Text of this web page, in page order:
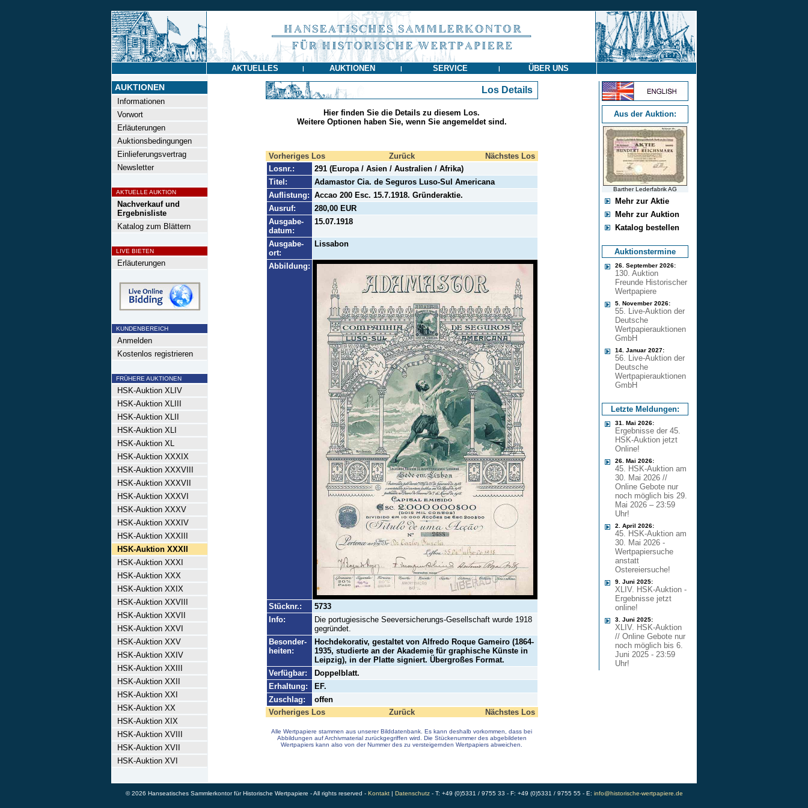
AKTUELLES | AUKTIONEN | SERVICE | ÜBER UNS
AUKTIONEN
Informationen
Vorwort
Erläuterungen
Auktionsbedingungen
Einlieferungsvertrag
Newsletter
AKTUELLE AUKTION
Nachverkauf und
Ergebnisliste
Katalog zum Blättern
LIVE BIETEN
Erläuterungen
KUNDENBEREICH
Anmelden
Kostenlos registrieren
FRÜHERE AUKTIONEN
HSK-Auktion XLIV
HSK-Auktion XLIII
HSK-Auktion XLII
HSK-Auktion XLI
HSK-Auktion XL
HSK-Auktion XXXIX
HSK-Auktion XXXVIII
HSK-Auktion XXXVII
HSK-Auktion XXXVI
HSK-Auktion XXXV
HSK-Auktion XXXIV
HSK-Auktion XXXIII
HSK-Auktion XXXII
HSK-Auktion XXXI
HSK-Auktion XXX
HSK-Auktion XXIX
HSK-Auktion XXVIII
HSK-Auktion XXVII
HSK-Auktion XXVI
HSK-Auktion XXV
HSK-Auktion XXIV
HSK-Auktion XXIII
HSK-Auktion XXII
HSK-Auktion XXI
HSK-Auktion XX
HSK-Auktion XIX
HSK-Auktion XVIII
HSK-Auktion XVII
HSK-Auktion XVI
Los Details
Hier finden Sie die Details zu diesem Los.
Weitere Optionen haben Sie, wenn Sie angemeldet sind.
Vorheriges Los Zurück
Nächstes Los
Losnr.:
291 (Europa / Asien / Australien / Afrika)
Titel:
Adamastor Cia. de Seguros Luso-Sul Americana
Auflistung: Accao 200 Esc. 15.7.1918. Gründeraktie.
Ausruf:
280,00 EUR
Ausgabe-
datum:
15.07.1918
Ausgabe-
ort:
Lissabon
Abbildung:
Stücknr.:
5733
Info:
Die portugiesische Seeversicherungs-Gesellschaft wurde 1918
gegründet.
Besonder-
heiten:
Hochdekorativ, gestaltet von Alfredo Roque Gameiro (1864-
1935, studierte an der Akademie für graphische Künste in
Leipzig), in der Platte signiert. Übergroßes Format.
Verfügbar:
Doppelblatt.
Erhaltung:
EF.
Zuschlag:
offen
Vorheriges Los
Zurück Nächstes Los
Alle Wertpapiere stammen aus unserer Bilddatenbank. Es kann deshalb vorkommen, dass bei
Abbildungen auf Archivmaterial zurückgegriffen wird. Die Stückenummer des abgebildeten
Wertpapiers kann also von der Nummer des zu versteigernden Wertpapiers abweichen.
Aus der Auktion:
Barther Lederfabrik AG
Mehr zur Aktie
Mehr zur Auktion
Katalog bestellen
Auktionstermine
26. September 2026:
130. Auktion
Freunde Historischer
Wertpapiere
5. November 2026:
55. Live-Auktion der
Deutsche
Wertpapierauktionen
GmbH
14. Januar 2027:
56. Live-Auktion der
Deutsche
Wertpapierauktionen
GmbH
Letzte Meldungen:
31. Mai 2026:
Ergebnisse der 45.
HSK-Auktion jetzt
Online!
26. Mai 2026:
45. HSK-Auktion am
30. Mai 2026 //
Online Gebote nur
noch möglich bis 29.
Mai 2026 – 23:59
Uhr!
2. April 2026:
45. HSK-Auktion am
30. Mai 2026 -
Wertpapiersuche
anstatt
Ostereiersuche!
9. Juni 2025:
XLIV. HSK-Auktion -
Ergebnisse jetzt
online!
3. Juni 2025:
XLIV. HSK-Auktion
// Online Gebote nur
noch möglich bis 6.
Juni 2025 - 23:59
Uhr!
© 2026 Hanseatisches Sammlerkontor für Historische Wertpapiere - All rights reserved - Kontakt| Datenschutz- T: +49 (0)5331 / 9755 33 - F: +49 (0)5331 / 9755 55 - E: info@historische-wertpapiere.de